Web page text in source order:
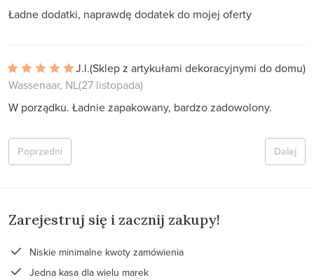
Ładne dodatki, naprawdę dodatek do mojej oferty
J.l.(Sklep z artykułami dekoracyjnymi do domu)
Wassenaar, NL(27 listopada)
W porządku. Ładnie zapakowany, bardzo zadowolony.
Dalej
Poprzedni
Zarejestruj się i zacznij zakupy!
Niskie minimalne kwoty zamówienia
Jedna kasa dla wielu marek